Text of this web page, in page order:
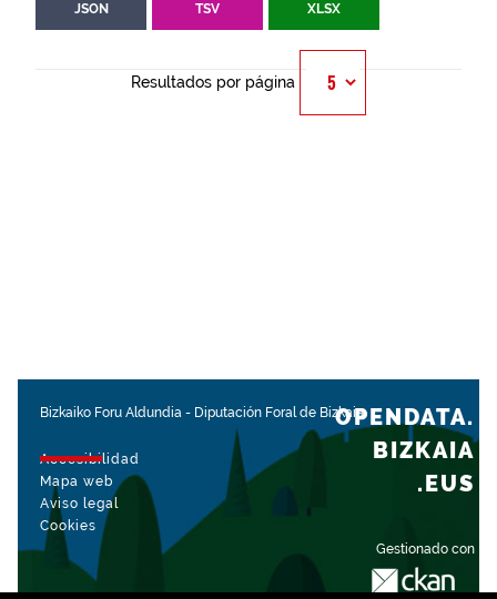
JSON TSV XLSX
Resultados por página
Bizkaiko Foru Aldundia - Diputación Foral de Bizkaia
Accesibilidad
Mapa web
Aviso legal
Cookies
Gestionado con
OPENDATA.
BIZKAIA
.EUS